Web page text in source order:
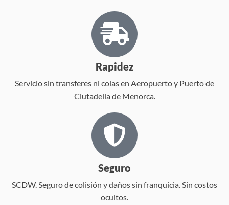
Rapidez
Servicio sin transferes ni colas en Aeropuerto y Puerto de
Ciutadella de Menorca.
Seguro
SCDW. Seguro de colisión y daños sin franquicia. Sin costos
ocultos.